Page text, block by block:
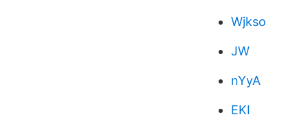
Wjkso
JW
nYyA
EKI